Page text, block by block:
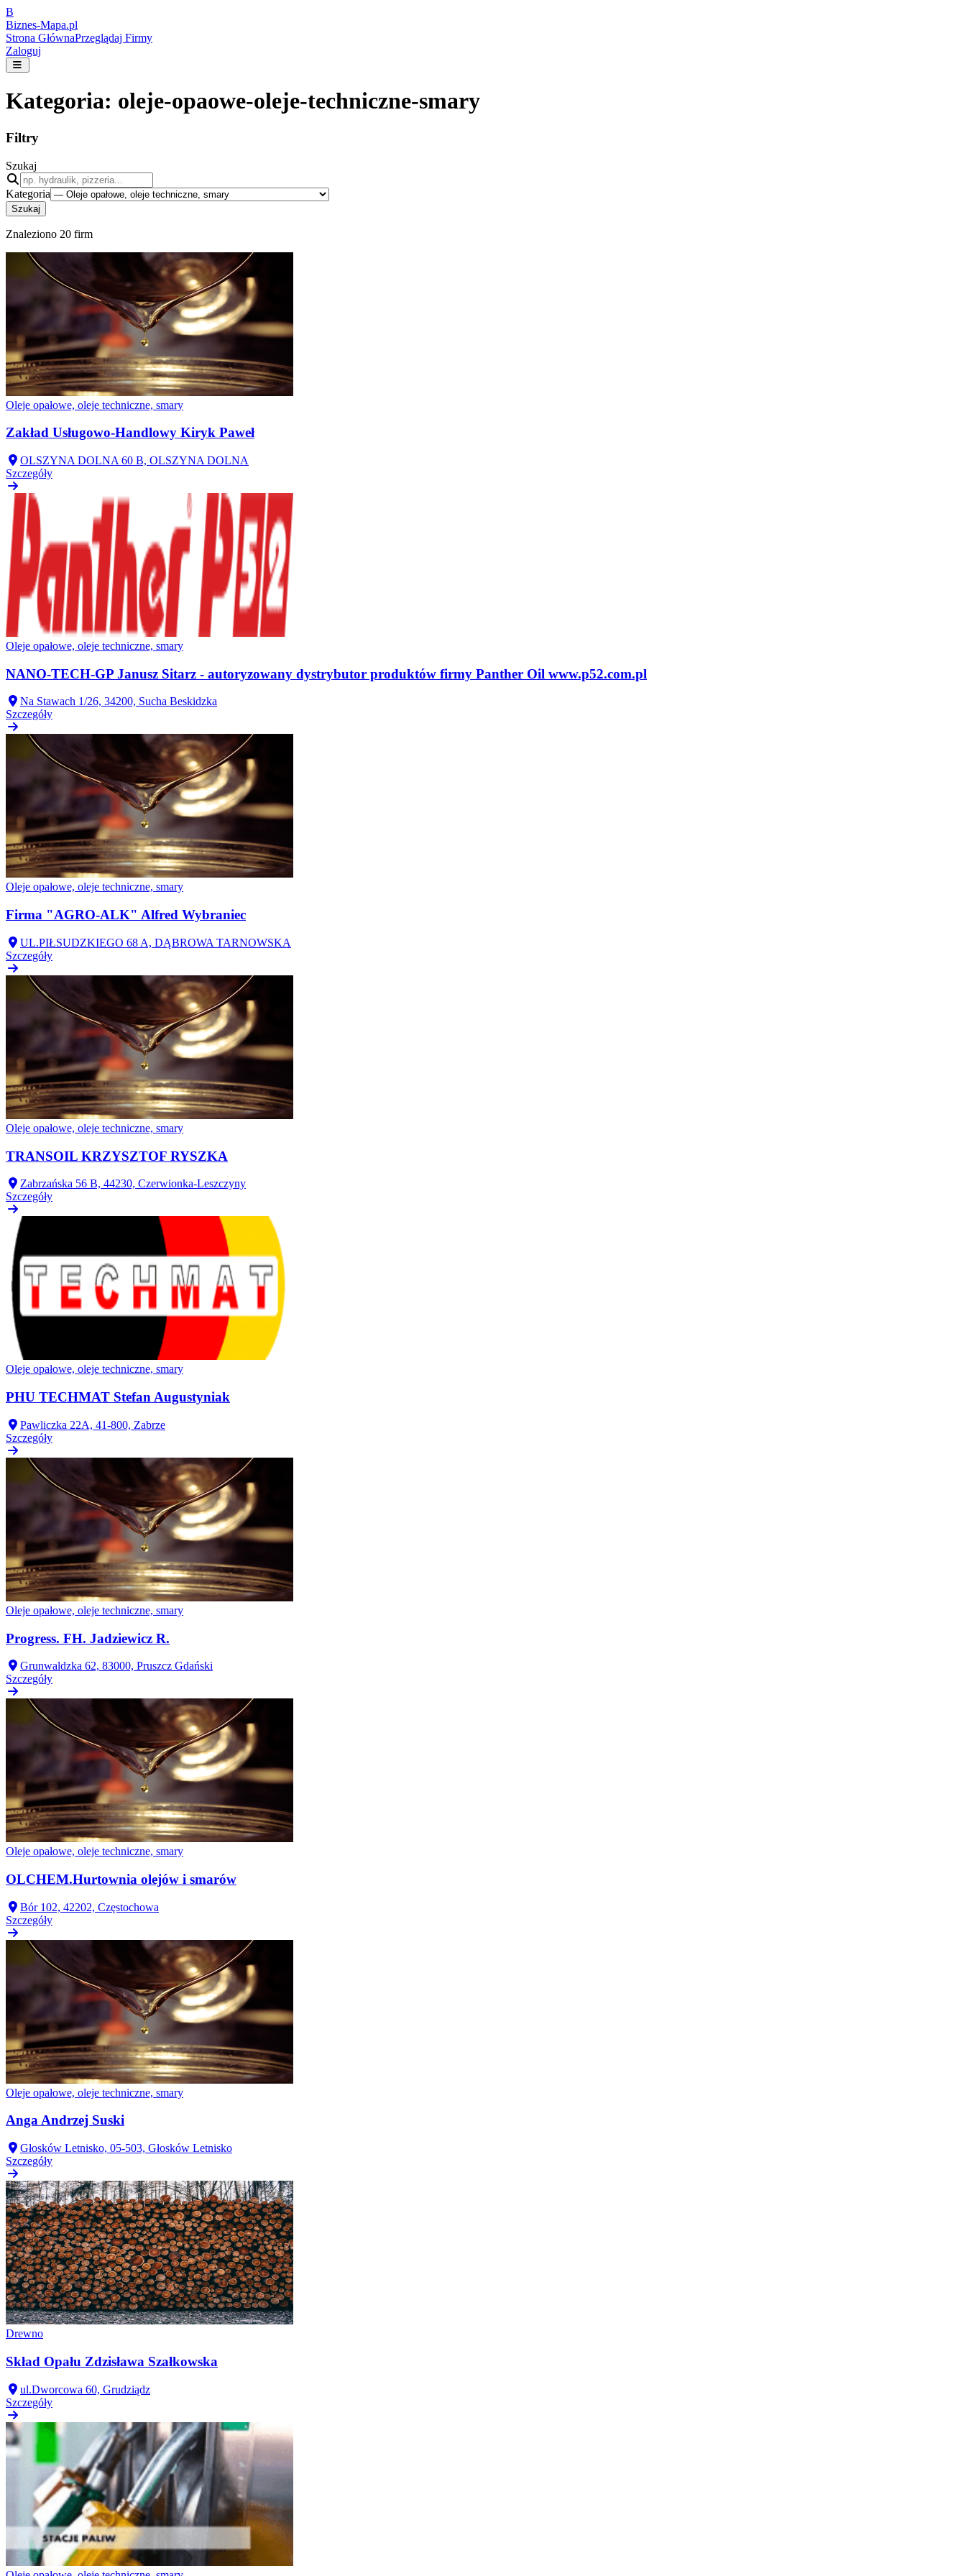
B
Biznes-Mapa.pl
Strona GłównaPrzeglądaj Firmy
Zaloguj
Kategoria: oleje-opaowe-oleje-techniczne-smary
Filtry
Szukaj
Kategoria
Szukaj
Znaleziono 20 firm
Oleje opałowe, oleje techniczne, smary
Zakład Usługowo-Handlowy Kiryk Paweł
OLSZYNA DOLNA 60 B, OLSZYNA DOLNA
Szczegóły
Oleje opałowe, oleje techniczne, smary
NANO-TECH-GP Janusz Sitarz - autoryzowany dystrybutor produktów firmy Panther Oil www.p52.com.pl
Na Stawach 1/26, 34200, Sucha Beskidzka
Szczegóły
Oleje opałowe, oleje techniczne, smary
Firma "AGRO-ALK" Alfred Wybraniec
UL.PIŁSUDZKIEGO 68 A, DĄBROWA TARNOWSKA
Szczegóły
Oleje opałowe, oleje techniczne, smary
TRANSOIL KRZYSZTOF RYSZKA
Zabrzańska 56 B, 44230, Czerwionka-Leszczyny
Szczegóły
Oleje opałowe, oleje techniczne, smary
PHU TECHMAT Stefan Augustyniak
Pawliczka 22A, 41-800, Zabrze
Szczegóły
Oleje opałowe, oleje techniczne, smary
Progress. FH. Jadziewicz R.
Grunwaldzka 62, 83000, Pruszcz Gdański
Szczegóły
Oleje opałowe, oleje techniczne, smary
OLCHEM.Hurtownia olejów i smarów
Bór 102, 42202, Częstochowa
Szczegóły
Oleje opałowe, oleje techniczne, smary
Anga Andrzej Suski
Głosków Letnisko, 05-503, Głosków Letnisko
Szczegóły
Drewno
Skład Opału Zdzisława Szałkowska
ul.Dworcowa 60, Grudziądz
Szczegóły